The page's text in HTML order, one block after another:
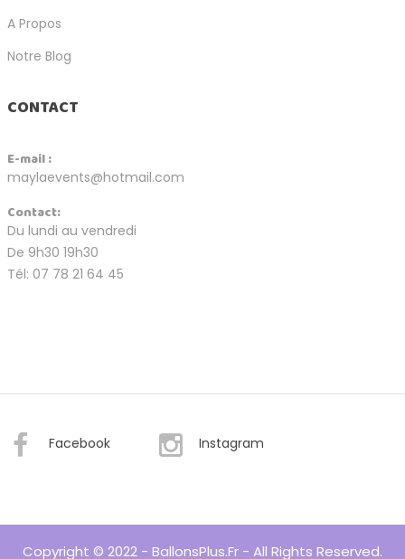
A Propos
Notre Blog
CONTACT
E-mail :
maylaevents@hotmail.com
Contact:
Du lundi au vendredi
De 9h30 19h30
Tél: 07 78 21 64 45
Facebook Instagram
Copyright © 2022 - BallonsPlus.fr - All Rights Reserved.